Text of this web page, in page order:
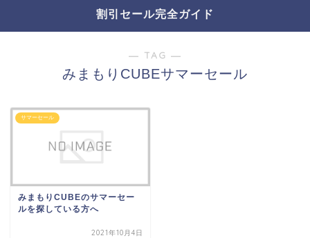
割引セール完全ガイド
― TAG ―
みまもりCUBEサマーセール
サマーセール
みまもりCUBEのサマーセー
ルを探している方へ
2021年10月4日